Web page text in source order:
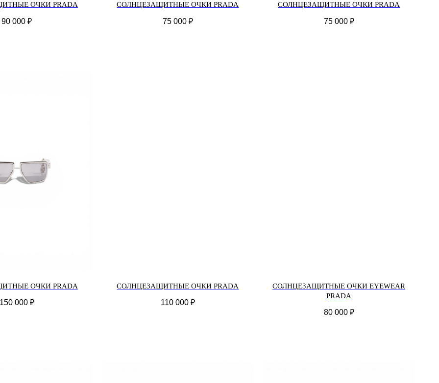
ОЧКИ PRADA
90 000 ₽
СОЛНЦЕЗАЩИТНЫЕ ОЧКИ PRADA
75 000 ₽
СОЛНЦЕЗАЩИТНЫЕ ОЧКИ PRADA
75 000 ₽
ОЧКИ PRADA
150 000 ₽
СОЛНЦЕЗАЩИТНЫЕ ОЧКИ PRADA
110 000 ₽
СОЛНЦЕЗАЩИТНЫЕ ОЧКИ EYEWEAR
PRADA
80 000 ₽